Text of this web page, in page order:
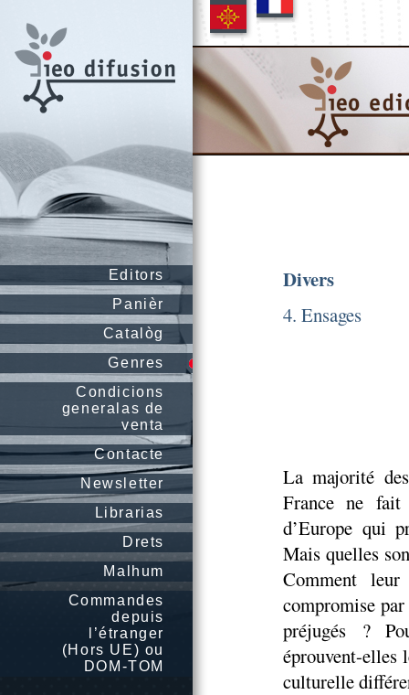
Editors
Panièr
Catalòg
Genres
Condicions
generalas de
venta
Contacte
Newsletter
Librarias
Drets
Malhum
Commandes
depuis
l’étranger
(Hors UE) ou
DOM-TOM
Divers
4. Ensages
La majorité
France ne fait
d’Europe qui
Mais quelles
Comment
compromise
préjugés ?
éprouvent-elles
culturelle